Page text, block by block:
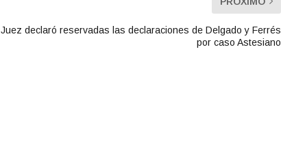
Juez declaró reservadas las declaraciones de Delgado y Ferrés
por caso Astesiano